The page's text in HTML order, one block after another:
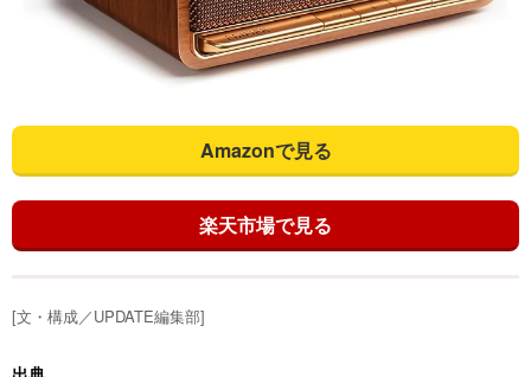
Amazonで見る
楽天市場で見る
[文・構成／UPDATE編集部]